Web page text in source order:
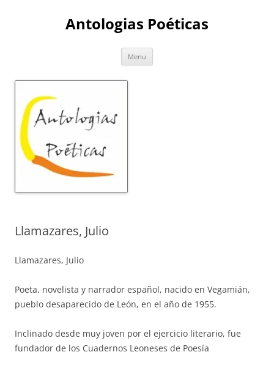
Antologias Poéticas
Menu
Llamazares, Julio
Llamazares, Julio
Poeta, novelista y narrador español, nacido en Vegamián,
pueblo desaparecido de León, en el año de 1955.
Inclinado desde muy joven por el ejercicio literario, fue
fundador de los Cuadernos Leoneses de Poesía